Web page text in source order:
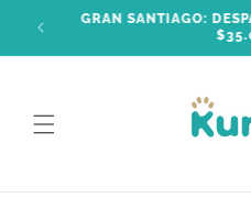
directamenteGRAN SANTIAGO: